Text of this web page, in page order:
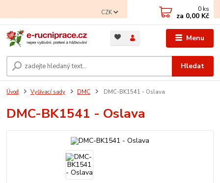
Menu
CZK
Hledat
0 ks
za 0,00 Kč
Úvod Vyšívací sady DMC DMC-BK1541 - Oslava
DMC-BK1541 - Oslava